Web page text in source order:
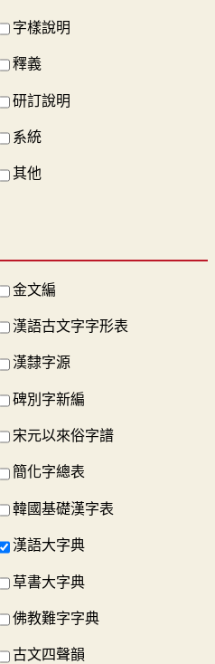
字樣說明
釋義
研訂說明
系統
其他
金文編
漢語古文字字形表
漢隸字源
碑別字新編
宋元以來俗字譜
簡化字總表
韓國基礎漢字表
漢語大字典
草書大字典
佛教難字字典
古文四聲韻